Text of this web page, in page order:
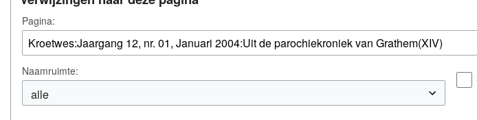
Oetdrökkinge en Gezèkdjes in het Thoears
Pagina:
Naamruimte: